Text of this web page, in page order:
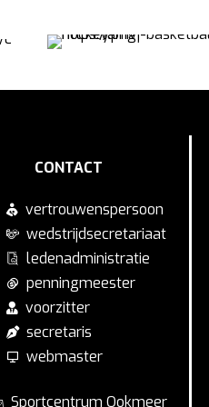
CONTACT
vertrouwenspersoon
wedstrijdsecretariaat
ledenadministratie
penningmeester
voorzitter
secretaris
webmaster
Sportcentrum Ookmeer
10 SEPTEMBER NIEUWS
DIT IS EEN NIEUWSBERICHT